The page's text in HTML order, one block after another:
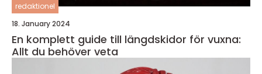
redaktionel
18. January 2024
En komplett guide till längdskidor för vuxna:
Allt du behöver veta